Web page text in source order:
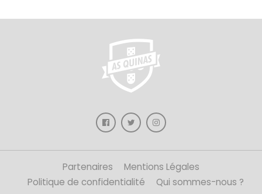
Partenaires
Mentions Légales
Politique de confidentialité
Qui sommes-nous ?